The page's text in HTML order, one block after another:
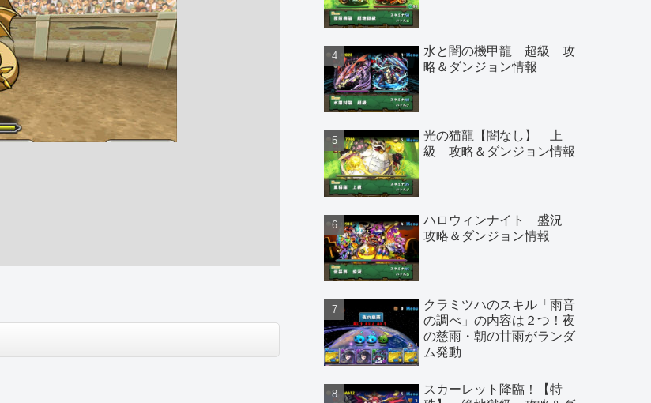
水と闇の機甲龍 超級 攻
略＆ダンジョン情報
光の猫龍【闇なし】 上
級 攻略＆ダンジョン情報
ハロウィンナイト 盛況
攻略＆ダンジョン情報
クラミツハのスキル「雨音
の調べ」の内容は２つ！夜
の慈雨・朝の甘雨がランダ
ム発動
スカーレット降臨！【特